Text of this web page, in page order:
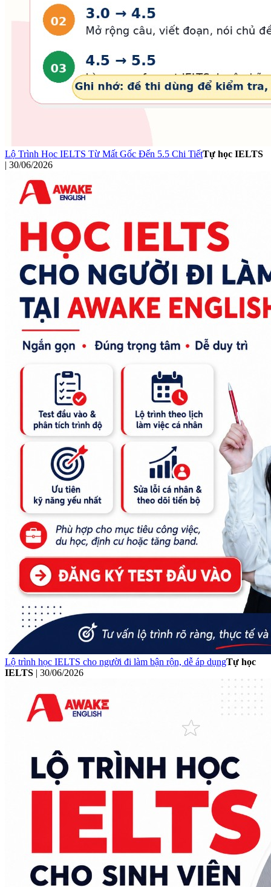
Lộ Trình Học IELTS Từ Mất Gốc Đến 5.5 Chi TiếtTự học IELTS
| 30/06/2026
Lộ trình học IELTS cho người đi làm bận rộn, dễ áp dụngTự học
IELTS | 30/06/2026